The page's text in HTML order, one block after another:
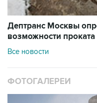
Дептранс Москвы
возможности
Все новости
ФОТОГАЛЕРЕИ